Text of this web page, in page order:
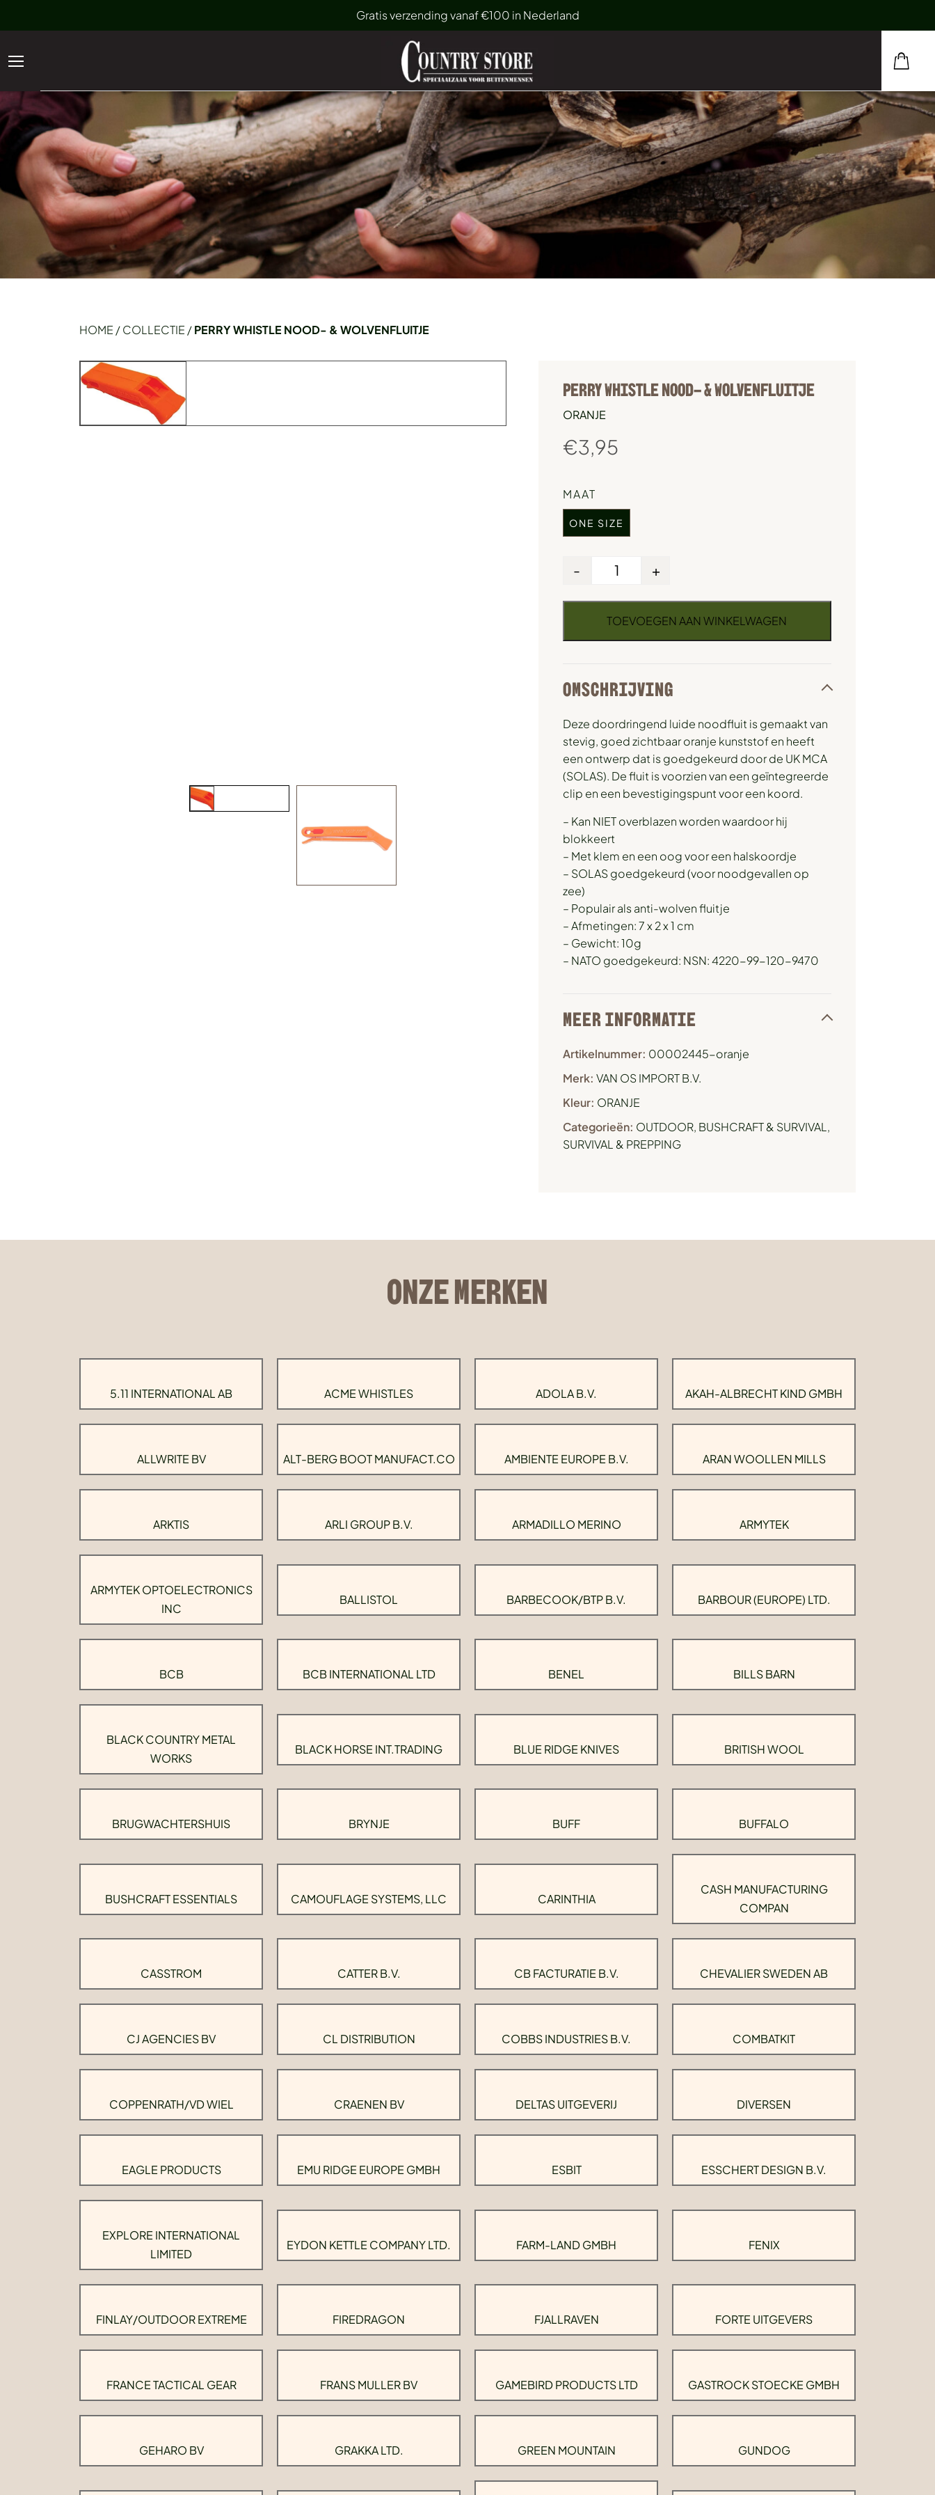
Gratis verzending vanaf €100 in Nederland
HOME /COLLECTIE /PERRY WHISTLE NOOD- & WOLVENFLUITJE
PERRY WHISTLE NOOD- & WOLVENFLUITJE
ORANJE
€3,95
MAAT
ONE SIZE
- +
TOEVOEGEN AAN WINKELWAGEN
OMSCHRIJVING
Deze doordringend luide noodfluit is gemaakt van
stevig, goed zichtbaar oranje kunststof en heeft
een ontwerp dat is goedgekeurd door de UK MCA
(SOLAS). De fluit is voorzien van een geïntegreerde
clip en een bevestigingspunt voor een koord.
– Kan NIET overblazen worden waardoor hij
blokkeert
– Met klem en een oog voor een halskoordje
– SOLAS goedgekeurd (voor noodgevallen op
zee)
– Populair als anti-wolven fluitje
– Afmetingen: 7 x 2 x 1 cm
– Gewicht: 10g
– NATO goedgekeurd: NSN: 4220-99-120-9470
MEER INFORMATIE
Artikelnummer: 00002445-oranje
Merk: VAN OS IMPORT B.V.
Kleur: ORANJE
Categorieën: OUTDOOR, BUSHCRAFT & SURVIVAL ,
SURVIVAL & PREPPING
ONZE MERKEN
5.11 INTERNATIONAL AB ACME WHISTLES ADOLA B.V. AKAH-ALBRECHT KIND GMBH
ALLWRITE BV ALT-BERG BOOT MANUFACT.CO AMBIENTE EUROPE B.V. ARAN WOOLLEN MILLS
ARKTIS ARLI GROUP B.V. ARMADILLO MERINO ARMYTEK
ARMYTEK OPTOELECTRONICS
INC
BALLISTOL BARBECOOK/BTP B.V. BARBOUR (EUROPE) LTD.
BCB BCB INTERNATIONAL LTD BENEL BILLS BARN
BLACK COUNTRY METAL
WORKS
BLACK HORSE INT.TRADING BLUE RIDGE KNIVES BRITISH WOOL
BRUGWACHTERSHUIS BRYNJE BUFF BUFFALO
BUSHCRAFT ESSENTIALS CAMOUFLAGE SYSTEMS, LLC CARINTHIA
CASH MANUFACTURING
COMPAN
CASSTROM CATTER B.V. CB FACTURATIE B.V. CHEVALIER SWEDEN AB
CJ AGENCIES BV CL DISTRIBUTION COBBS INDUSTRIES B.V. COMBATKIT
COPPENRATH/VD WIEL CRAENEN BV DELTAS UITGEVERIJ DIVERSEN
EAGLE PRODUCTS EMU RIDGE EUROPE GMBH ESBIT ESSCHERT DESIGN B.V.
EXPLORE INTERNATIONAL
LIMITED
EYDON KETTLE COMPANY LTD. FARM-LAND GMBH FENIX
FINLAY/OUTDOOR EXTREME FIREDRAGON FJALLRAVEN FORTE UITGEVERS
FRANCE TACTICAL GEAR FRANS MULLER BV GAMEBIRD PRODUCTS LTD GASTROCK STOECKE GMBH
GEHARO BV GRAKKA LTD. GREEN MOUNTAIN GUNDOG